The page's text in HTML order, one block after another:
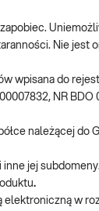
Nie jest
wpisana do
NR BDO
należącej do
jej subdomeny.
.
w